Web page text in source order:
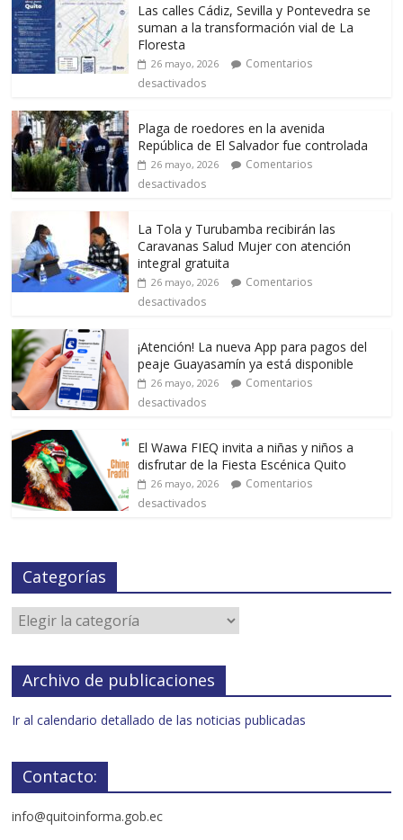
Las calles Cádiz, Sevilla y Pontevedra se
suman a la transformación vial de La
Floresta
26 mayo, 2026
Comentarios
desactivados
Plaga de roedores en la avenida
República de El Salvador fue controlada
26 mayo, 2026
Comentarios
desactivados
La Tola y Turubamba recibirán las
Caravanas Salud Mujer con atención
integral gratuita
26 mayo, 2026
Comentarios
desactivados
¡Atención! La nueva App para pagos del
peaje Guayasamín ya está disponible
26 mayo, 2026
Comentarios
desactivados
El Wawa FIEQ invita a niñas y niños a
disfrutar de la Fiesta Escénica Quito
26 mayo, 2026
Comentarios
desactivados
Categorías
Archivo de publicaciones
Ir al calendario detallado de las noticias publicadas
Contacto:
info@quitoinforma.gob.ec